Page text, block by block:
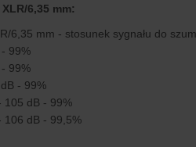
6,35 mm:
6,35 mm - stosunek sygnału do
99%
99%
- 99%
105 dB - 99%
106 dB - 99,5%